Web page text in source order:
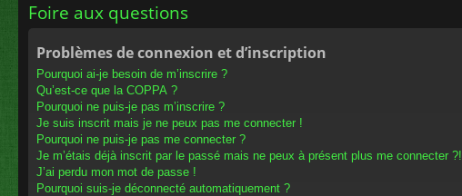
Foire aux questions
Problèmes de connexion et d’inscription
Pourquoi ai-je besoin de m’inscrire ?
Qu’est-ce que la COPPA ?
Pourquoi ne puis-je pas m’inscrire ?
Je suis inscrit mais je ne peux pas me connecter !
Pourquoi ne puis-je pas me connecter ?
Je m’étais déjà inscrit par le passé mais ne peux à présent plus me connecter ?!
J’ai perdu mon mot de passe !
Pourquoi suis-je déconnecté automatiquement ?